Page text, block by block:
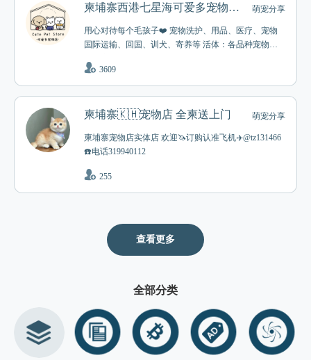
柬埔寨西港七星海可爱多宠物店活体口粮医院 萌宠分享
用心对待每个毛孩子❤️ 宠物洗护、用品、医疗、宠物
国际运输、回国、训犬、寄养等 活体：各品种宠物
狸，豹子，袋鼠，猴子，松鼠，鳄鱼等异宠都可以安排
哟～ #西港 #宠物 #猫狗 #保护动物 #西港宠物店 讨论群
3609
柬埔寨🇰🇭宠物店 全柬送上门 萌宠分享
柬埔寨宠物店实体店 欢迎🦄订购认准飞机✈️@tz131466
☎️电话319940112
255
查看更多
全部分类